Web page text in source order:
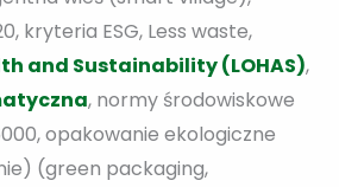
kryteria ESG, Less waste,
and Sustainability (LOHAS),
, normy środowiskowe
opakowanie ekologiczne
(green packaging,